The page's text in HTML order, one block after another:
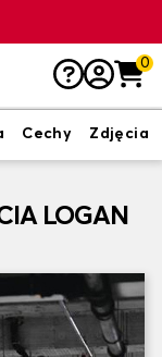
0
Cechy Zdjęcia
LOGAN